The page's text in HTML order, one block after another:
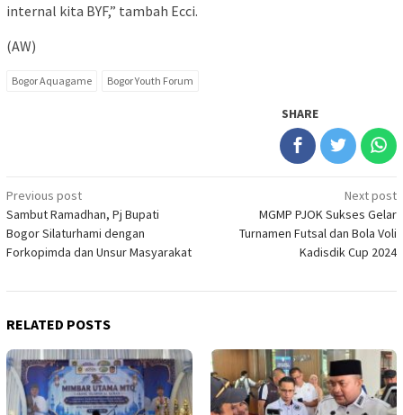
internal kita BYF,” tambah Ecci.
(AW)
Bogor Aquagame Bogor Youth Forum
SHARE
Post
navigation
Previous post
Sambut Ramadhan, Pj Bupati
Bogor Silaturhami dengan
Forkopimda dan Unsur Masyarakat
Next post
MGMP PJOK Sukses Gelar
Turnamen Futsal dan Bola Voli
Kadisdik Cup 2024
RELATED POSTS